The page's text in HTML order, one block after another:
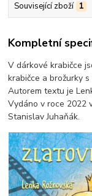
Související zboží 1
Kompletní
V dárkové krabičce
krabičce a brožurky
Autorem textu je
Vydáno v roce 2022
Stanislav Juhaňák.